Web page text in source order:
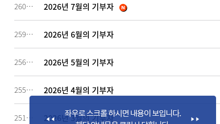
260637 2026년 7월의 기부자
259186 2026년 6월의 기부자
256883 2026년 5월의 기부자
255327 2026년 4월의 기부자
251653 2026년 3월의 기부자